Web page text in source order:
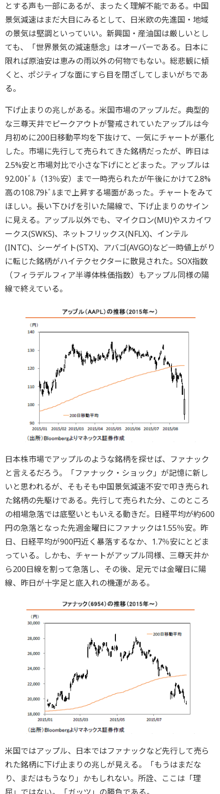
とする声も一部にあるが、まったく理解不能である。中国
景気減速はまだ大目にみるとして、日米欧の先進国・地域
の景気は堅調といっていい。新興国・産油国は厳しいとし
ても、「世界景気の減速懸念」はオーバーである。日本に
限れば原油安は恵みの雨以外の何物でもない。総悲観に傾
くと、ポジティブな面にすら目を閉ざしてしまいがちであ
る。
下げ止まりの兆しがある。米国市場のアップルだ。典型的
な三尊天井でピークアウトが警戒されていたアップルは今
月初めに200日移動平均を下抜けて、一気にチャートが悪化
した。市場に先行して売られてきた銘柄だったが、昨日は
2.5%安と市場対比で小さな下げにとどまった。アップルは
92.00ﾄﾞﾙ（13％安）まで一時売られたが午後にかけて2.8%
高の108.79ﾄﾞﾙまで上昇する場面があった。チャートをみて
ほしい。長い下ひげを引いた陽線で、下げ止まりのサイン
に見える。アップル以外でも、マイクロン(MU)やスカイワ
ークス(SWKS)、ネットフリックス(NFLX)、インテル
(INTC)、シーゲイト(STX)、アバゴ(AVGO)など一時値上がり
に転じた銘柄がハイテクセクターに散見された。SOX指数
（フィラデルフィア半導体株価指数）もアップル同様の陽
線で終えている。
日本株市場でアップルのような銘柄を探せば、ファナック
と言えるだろう。「ファナック・ショック」が記憶に新し
いと思われるが、そもそも中国景気減速不安で叩き売られ
た銘柄の先駆けである。先行して売られた分、このところ
の相場急落では底堅いともいえる動きだ。日経平均が約600
円の急落となった先週金曜日にファナックは1.55％安。昨
日、日経平均が900円近く暴落するなか、1.7％安にとどま
っている。しかも、チャートがアップル同様、三尊天井か
ら200日線を割って急落し、その後、足元では金曜日に陽
線、昨日が十字足と底入れの機運がある。
米国ではアップル、日本ではファナックなど先行して売ら
れた銘柄に下げ止まりの兆しが見える。「もうはまだな
り、まだはもうなり」かもしれない。所詮、ここは「理